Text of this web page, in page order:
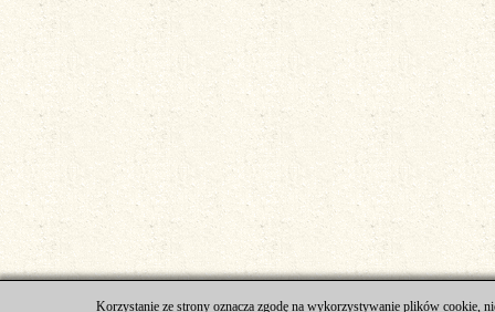
Korzystanie ze strony oznacza zgodę na wykorzystywanie plików cookie,